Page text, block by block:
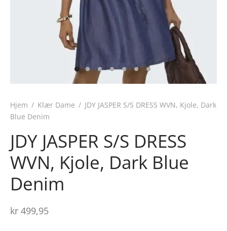
Hjem / Klær Dame / JDY JASPER S/S DRESS WVN, Kjole, Dark
Blue Denim
JDY JASPER S/S DRESS
WVN, Kjole, Dark Blue
Denim
kr 499,95